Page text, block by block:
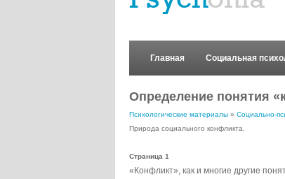
Главная Социальная
Определение понятия
Психологические материалы » Социально-
Природа социального конфликта.
Страница 1
«Конфликт», как и многие другие